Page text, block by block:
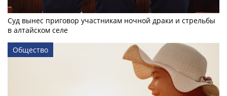
Суд вынес приговор участникам ночной драки и стрельбы
в алтайском селе
Общество